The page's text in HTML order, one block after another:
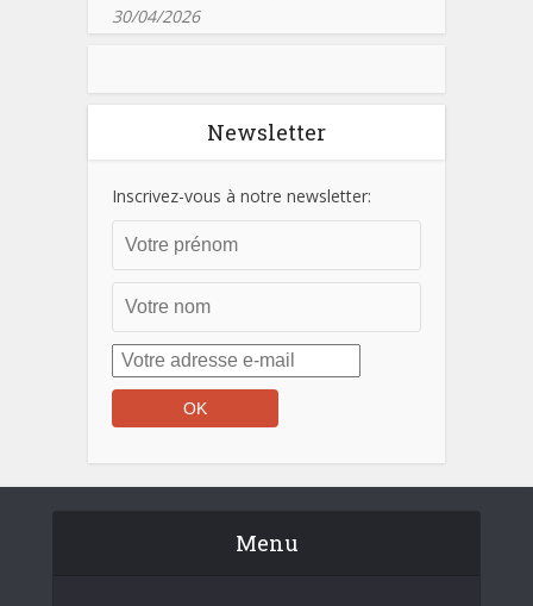
30/04/2026
Newsletter
Inscrivez-vous à notre newsletter:
Menu